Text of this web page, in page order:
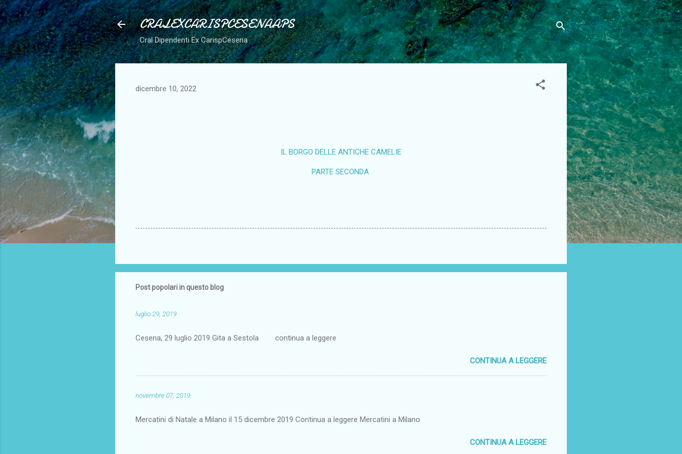
Passa ai contenuti principali
CRALEXCARISPCESENAAPS
Cral Dipendenti Ex CarispCesena
dicembre 10, 2022
IL BORGO DELLE ANTICHE CAMELIE
PARTE SECONDA
Post popolari in questo blog
luglio 29, 2019
Cesena, 29 luglio 2019 Gita a Sestola continua a leggere
CONTINUA A LEGGERE
novembre 07, 2019
Mercatini di Natale a Milano il 15 dicembre 2019 Continua a leggere Mercatini a Milano
CONTINUA A LEGGERE